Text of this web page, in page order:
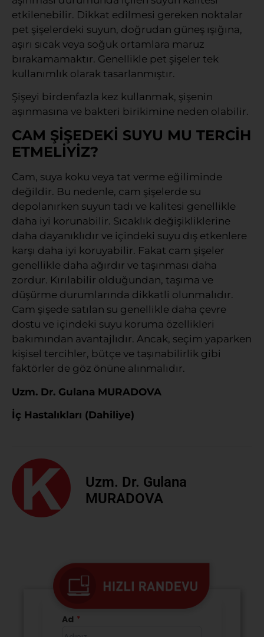
etkilenebilir. Dikkat edilmesi gereken noktalar
pet şişelerdeki suyun, doğrudan güneş ışığına,
aşırı sıcak veya soğuk ortamlara maruz
bırakamamaktır. Genellikle pet şişeler tek
kullanımlık olarak tasarlanmıştır.
Şişeyi birdenfazla kez kullanmak, şişenin
aşınmasına ve bakteri birikimine neden olabilir.
CAM ŞİŞEDEKİ SUYU MU TERCİH
ETMELİYİZ?
Cam, suya koku veya tat verme eğiliminde
değildir. Bu nedenle, cam şişelerde su
depolanırken suyun tadı ve kalitesi genellikle
daha iyi korunabilir. Sıcaklık değişikliklerine
daha dayanıklıdır ve içindeki suyu dış etkenlere
karşı daha iyi koruyabilir. Fakat cam şişeler
genellikle daha ağırdır ve taşınması daha
zordur. Kırılabilir olduğundan, taşıma ve
düşürme durumlarında dikkatli olunmalıdır.
Cam şişede satılan su genellikle daha çevre
dostu ve içindeki suyu koruma özellikleri
bakımından avantajlıdır. Ancak, seçim yaparken
kişisel tercihler, bütçe ve taşınabilirlik gibi
faktörler de göz önüne alınmalıdır.
Uzm. Dr. Gulana MURADOVA
İç Hastalıkları (Dahiliye)
Uzm. Dr. Gulana
MURADOVA